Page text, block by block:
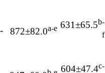
631±65.5b-
f
872±82.0a-e
-13
604±47.4c-